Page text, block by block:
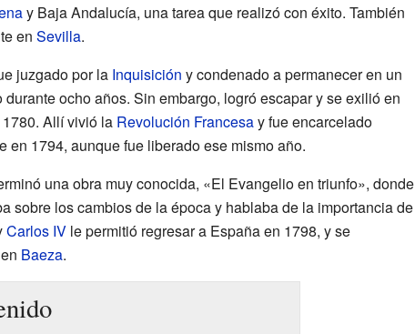
y Baja Andalucía, una tarea que realizó con éxito. También
en Sevilla.
juzgado por la Inquisición y condenado a permanecer en un
durante ocho años. Sin embargo, logró escapar y se exilió en
Allí vivió la Revolución Francesay fue encarcelado
en 1794, aunque fue liberado ese mismo año.
una obra muy conocida, «El Evangelio en triunfo», donde
sobre los cambios de la época y hablaba de la importancia de
Carlos IVle permitió regresar a España en 1798, y se
Baeza.